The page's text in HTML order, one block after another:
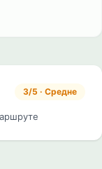
3/5 · Средне